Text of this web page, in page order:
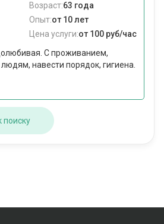
Возраст:63 года
Опыт:от 10 лет
Цена услуги:от 100 руб/час
С проживанием,
навести порядок, гигиена.
поиску